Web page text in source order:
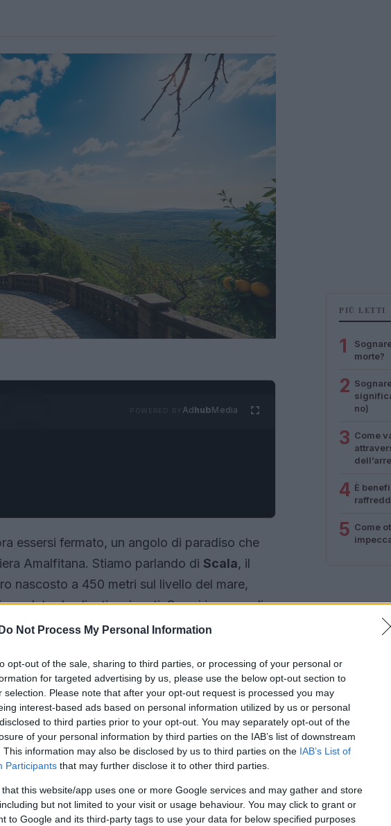
Do Not Process My Personal Information
opt-out of the sale, sharing to third parties, or processing of your personal or
for targeted advertising by us, please use the below opt-out section to
selection. Please note that after your opt-out request is processed you may
interest-based ads based on personal information utilized by us or personal
to third parties prior to your opt-out. You may separately opt-out of the
of your personal information by third parties on the IAB’s list of downstream
This information may also be disclosed by us to third parties on the IAB’s List of
Participants that may further disclose it to other third parties.
that this website/app uses one or more Google services and may gather and store
but not limited to your visit or usage behaviour. You may click to grant or
to Google and its third-party tags to use your data for below specified purposes
AdhubMedia
essersi fermato, un angolo di paradiso che
Amalfitana. Stiamo parlando di Scala, il
nascosto a 450 metri sul livello del mare,
da uliveti e vigneti. Se sei in cerca di
Scala èladestinazione perfetta per te!
PIÙ LETTI
1
morte?
2
no)
3 Come
4 È
5 Come